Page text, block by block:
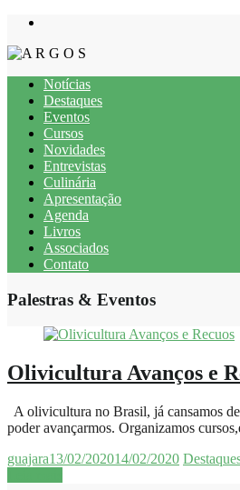
Notícias
Destaques
Eventos
Cursos
Novidades
Entrevistas
Culinária
Apresentação
Agenda
Livros
Associados
Contato
Palestras & Eventos
Olivicultura Avanços e
A olivicultura no Brasil, já cansamos
poder avançarmos. Organizamos
guajara13/02/202014/02/2020